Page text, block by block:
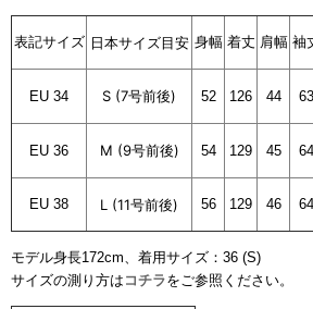
表記サイズ 日本サイズ目安 身幅 着丈 肩幅 袖
EU 34 S (7号前後) 52 126 44 63
EU 36 M (9号前後) 54 129 45 64
EU 38 L (11号前後) 56 129 46 64
モデル身長172cm、着用サイズ：36 (S)
サイズの測り方は コチラをご参照ください。